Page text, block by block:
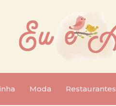
Moda Restaurantes